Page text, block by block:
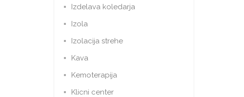
Izdelava koledarja
Izola
Izolacija strehe
Kava
Kemoterapija
Klicni center